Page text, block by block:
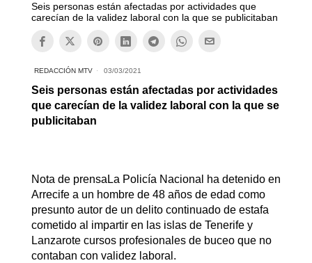
Seis personas están afectadas por actividades que
carecían de la validez laboral con la que se publicitaban
REDACCIÓN MTV 03/03/2021
Seis personas están afectadas por actividades
que carecían de la validez laboral con la que se
publicitaban
Nota de prensaLa Policía Nacional ha detenido en
Arrecife a un hombre de 48 años de edad como
presunto autor de un delito continuado de estafa
cometido al impartir en las islas de Tenerife y
Lanzarote cursos profesionales de buceo que no
contaban con validez laboral.